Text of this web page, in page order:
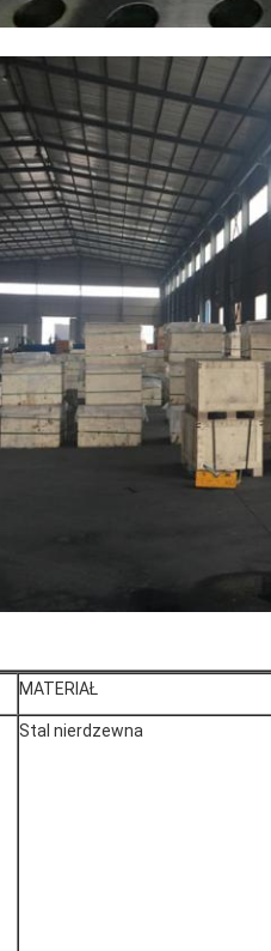
MATERIAŁ
Stal nierdzewna